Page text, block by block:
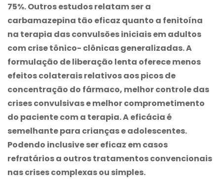
75%. Outros estudos relatam ser a
carbamazepina tão eficaz quanto a fenitoína
na terapia das convulsões iniciais em adultos
com crise tônico- clônicas generalizadas. A
formulação de liberação lenta oferece menos
efeitos colaterais relativos aos picos de
concentração do fármaco, melhor controle das
crises convulsivas e melhor comprometimento
do paciente com a terapia. A eficácia é
semelhante para crianças e adolescentes.
Podendo inclusive ser eficaz em casos
refratários a outros tratamentos convencionais
nas crises complexas ou simples.